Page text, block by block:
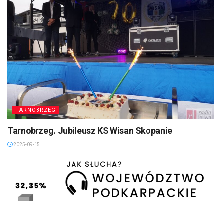
TARNOBRZEG
Tarnobrzeg. Jubileusz KS Wisan Skopanie
2025-09-15